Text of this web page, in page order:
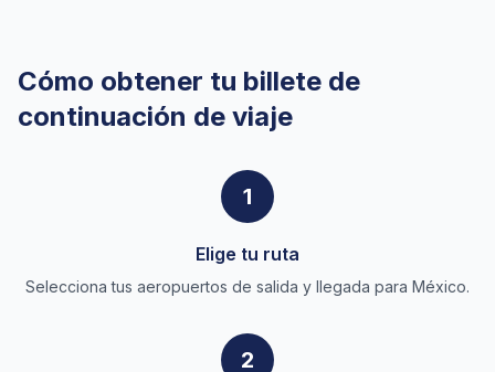
Cómo obtener tu billete de
continuación de viaje
1
Elige tu ruta
Selecciona tus aeropuertos de salida y llegada para México.
2